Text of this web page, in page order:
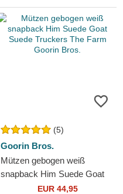
(5)
Goorin Bros.
Mützen gebogen weiß
snapback Him Suede Goat
Suede Truckers The Farm
EUR 44,95